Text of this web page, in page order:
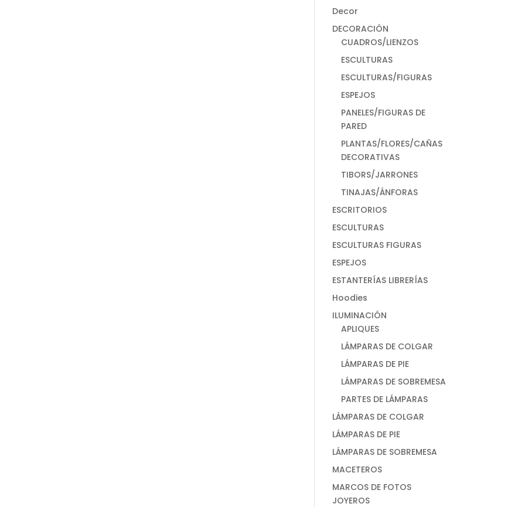
Decor
DECORACIÓN
CUADROS/LIENZOS
ESCULTURAS
ESCULTURAS/FIGURAS
ESPEJOS
PANELES/FIGURAS DE
PARED
PLANTAS/FLORES/CAÑAS
DECORATIVAS
TIBORS/JARRONES
TINAJAS/ÁNFORAS
ESCRITORIOS
ESCULTURAS
ESCULTURAS FIGURAS
ESPEJOS
ESTANTERÍAS LIBRERÍAS
Hoodies
ILUMINACIÓN
APLIQUES
LÁMPARAS DE COLGAR
LÁMPARAS DE PIE
LÁMPARAS DE SOBREMESA
PARTES DE LÁMPARAS
LÁMPARAS DE COLGAR
LÁMPARAS DE PIE
LÁMPARAS DE SOBREMESA
MACETEROS
MARCOS DE FOTOS
JOYEROS